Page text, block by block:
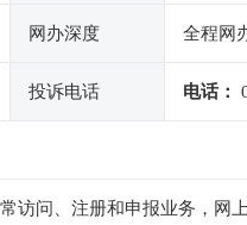
网办深度 全程网
投诉电话 电话：
访问、注册和申报业务，网